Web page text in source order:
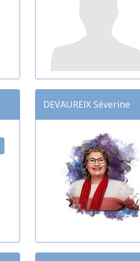
DEVAUREIX Séverine